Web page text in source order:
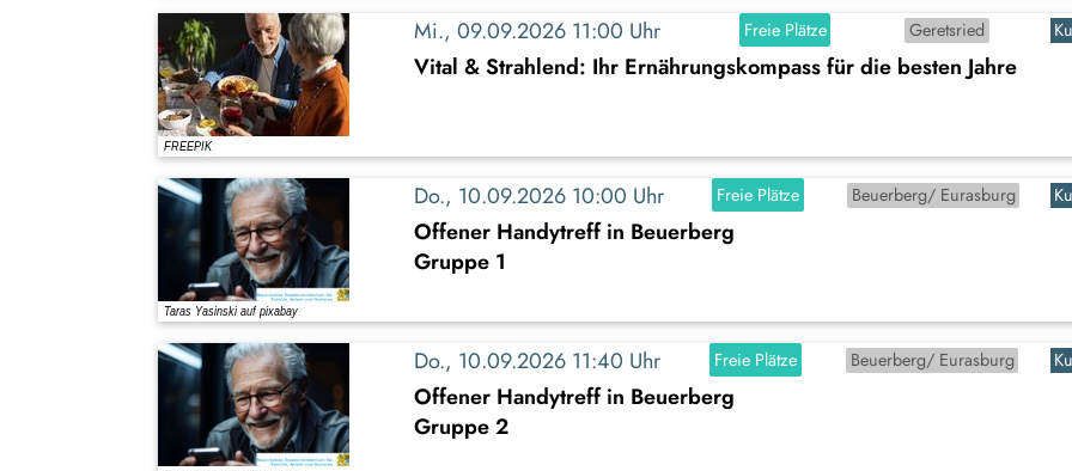
Mi., 09.09.2026 11:00 Uhr Freie Plätze Geretsried
Vital & Strahlend: Ihr Ernährungskompass für die besten Jahre
Do., 10.09.2026 10:00 Uhr Freie Plätze Beuerberg/ Eurasburg
Offener Handytreff in Beuerberg
Gruppe 1
Do., 10.09.2026 11:40 Uhr Freie Plätze Beuerberg/ Eurasburg
Offener Handytreff in Beuerberg
Gruppe 2